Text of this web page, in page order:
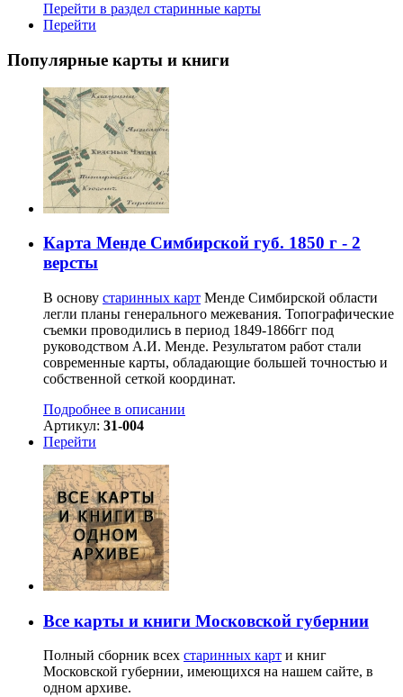
Перейти в раздел старинные карты
Перейти
Популярные карты и книги
Карта Менде Симбирской губ. 1850 г - 2
версты
В основу старинных карт Менде Симбирской области
легли планы генерального межевания. Топографические
съемки проводились в период 1849-1866гг под
руководством А.И. Менде. Результатом работ стали
современные карты, обладающие большей точностью и
собственной сеткой координат.
Подробнее в описании
Артикул: 31-004
Перейти
Все карты и книги Московской губернии
Полный сборник всех старинных карт и книг
Московской губернии, имеющихся на нашем сайте, в
одном архиве.